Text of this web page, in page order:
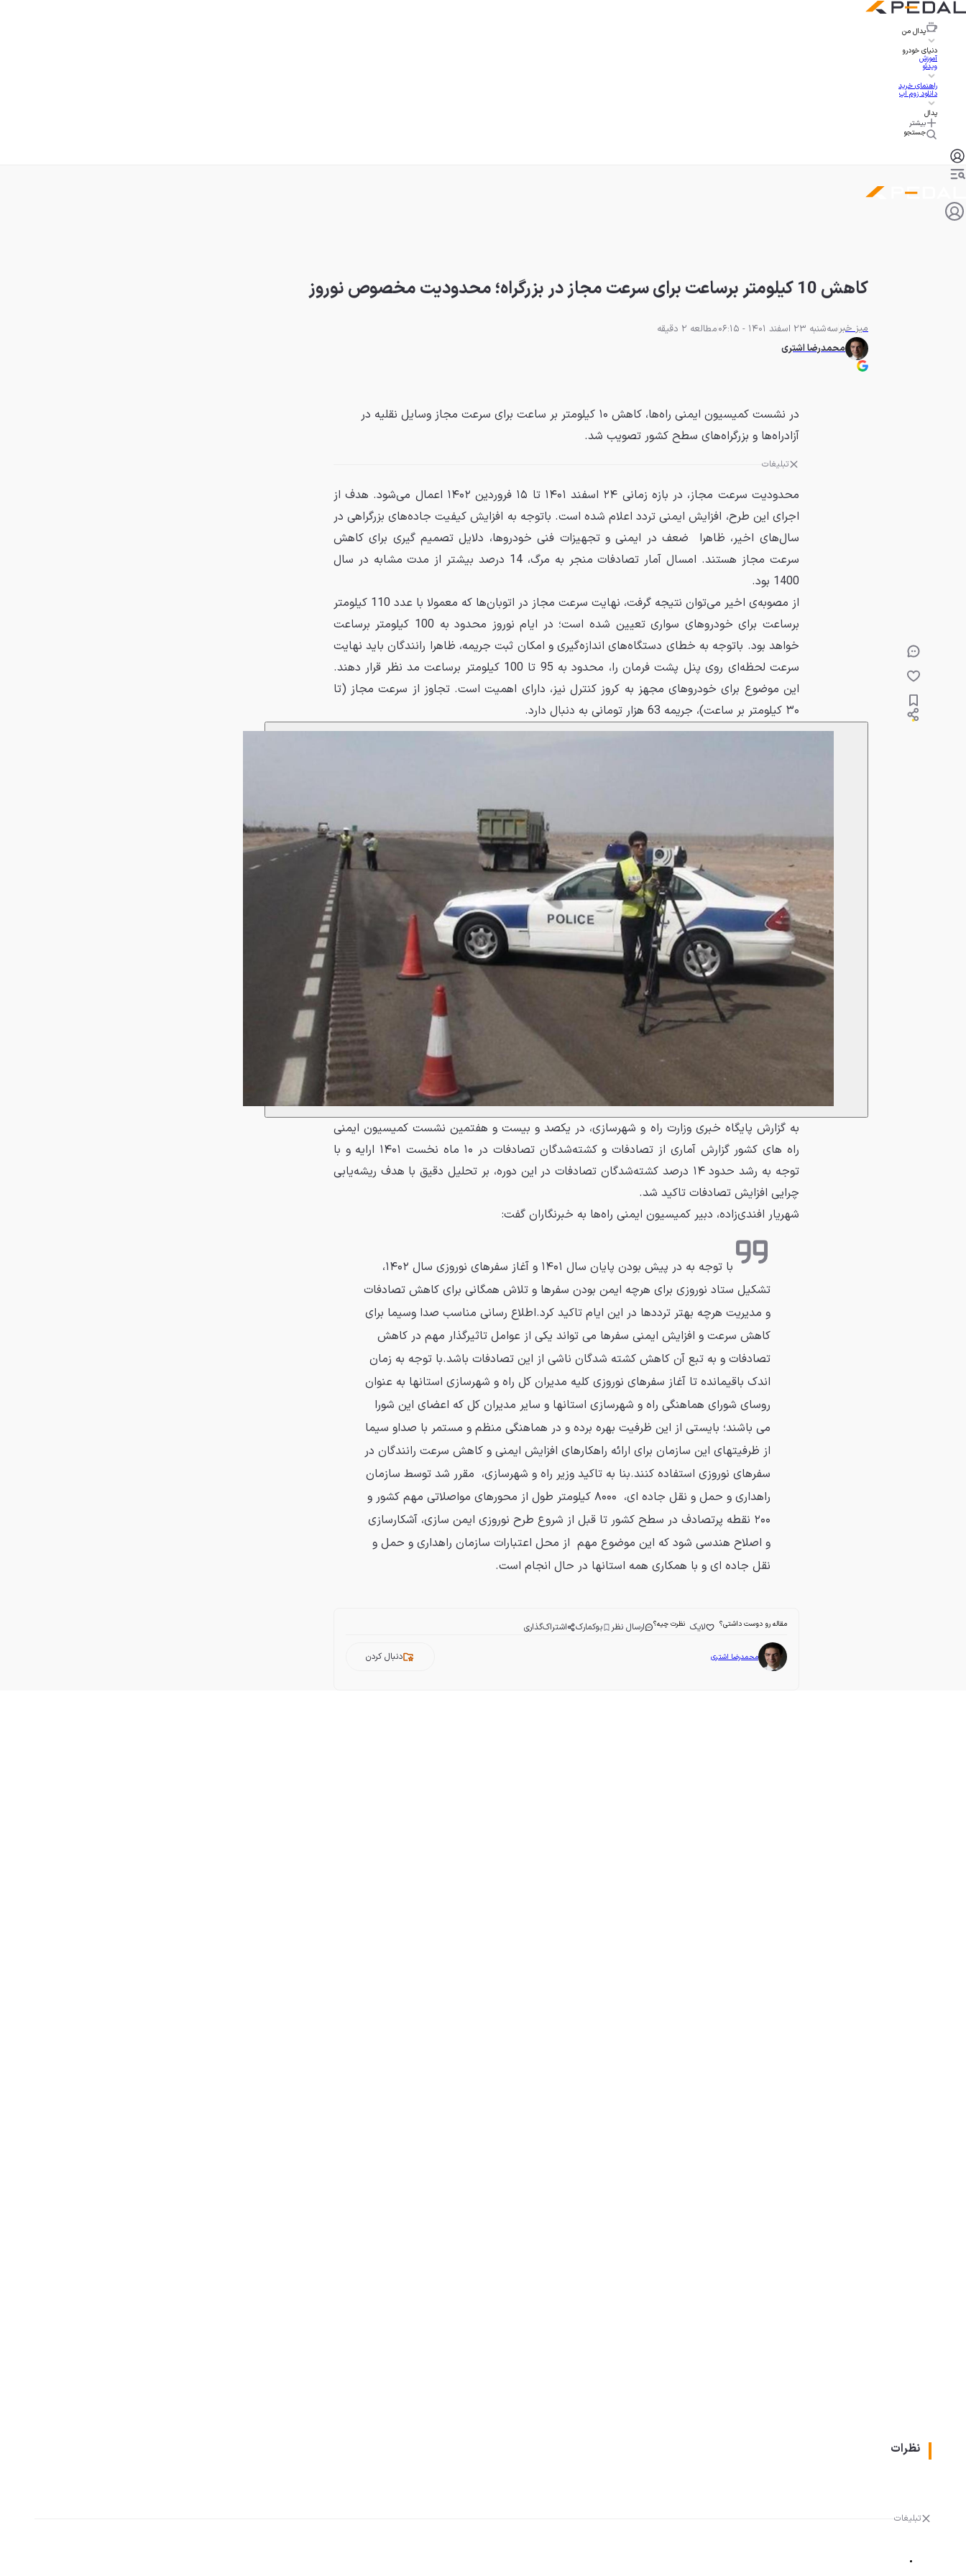
پدال من
دنیای خودرو
آموزش
ویدئو
راهنمای خرید
دانلود زوم اپ
پدال
بیشتر
جستجو
کاهش 10 کیلومتر برساعت برای سرعت مجاز در بزرگراه؛ محدودیت مخصوص نوروز
میز خبرسه‌شنبه 23 اسفند 1401 - 06:15
مطالعه 2 دقیقه
محمدرضا اشتری
در نشست کمیسیون ایمنی راه‌ها، کاهش ۱۰ کیلومتر بر ساعت برای سرعت مجاز وسایل نقلیه در
آزادراه‌ها و بزرگراه‌های سطح کشور تصویب شد.
تبلیغات
محدودیت سرعت مجاز، در بازه زمانی ۲۴ اسفند ۱۴۰۱ تا ۱۵ فروردین ۱۴۰۲ اعمال می‌شود. هدف از
اجرای این طرح، افزایش ایمنی تردد اعلام شده است. باتوجه به افزایش کیفیت جاده‌های بزرگراهی در
سال‌های اخیر، ظاهرا ضعف در ایمنی و تجهیزات فنی خودروها، دلایل تصمیم گیری برای کاهش
سرعت مجاز هستند. امسال آمار تصادفات منجر به مرگ، 14 درصد بیشتر از مدت مشابه در سال
1400 بود.
از مصوبه‌ی اخیر می‌توان نتیجه گرفت، نهایت سرعت مجاز در اتوبان‌ها که معمولا با عدد 110 کیلومتر
برساعت برای خودروهای سواری تعیین شده است؛ در ایام نوروز محدود به 100 کیلومتر برساعت
خواهد بود. باتوجه به خطای دستگاه‌های اندازه‌گیری و امکان ثبت جریمه، ظاهرا رانندگان باید نهایت
سرعت لحظه‌ای روی پنل پشت فرمان را، محدود به 95 تا 100 کیلومتر برساعت مد نظر قرار دهند.
این موضوع برای خودروهای مجهز به کروز کنترل نیز، دارای اهمیت است. تجاوز از سرعت مجاز (تا
۳۰ کیلومتر بر ساعت)، جریمه 63 هزار تومانی به دنبال دارد.
به گزارش پایگاه خبری وزارت راه و شهرسازی، در یکصد و بیست و هفتمین نشست کمیسیون ایمنی
راه های کشور گزارش آماری از تصادفات و کشته‌شدگان تصادفات در ۱۰ ماه نخست ۱۴۰۱ ارایه و با
توجه به رشد حدود ۱۴ درصد کشته‌شدگان تصادفات در این دوره، بر تحلیل دقیق با هدف ریشه‌یابی
چرایی افزایش تصادفات تاکید شد.
شهریار افندی‌زاده، دبیر کمیسیون ایمنی راه‌ها به خبرنگاران گفت:
با توجه به در پیش بودن پایان سال ۱۴۰۱ و آغاز سفرهای نوروزی سال ۱۴۰۲،
تشکیل ستاد نوروزی برای هرچه ایمن بودن سفرها و تلاش همگانی برای کاهش تصادفات
و مدیریت هرچه بهتر ترددها در این ایام تاکید کرد.اطلاع رسانی مناسب صدا وسیما برای
کاهش سرعت و افزایش ایمنی سفرها می تواند یکی از عوامل تاثیرگذار مهم در کاهش
تصادفات و به تبع آن کاهش کشته شدگان ناشی از این تصادفات باشد.با توجه به زمان
اندک باقیمانده تا آغاز سفرهای نوروزی کلیه مدیران کل راه و شهرسازی استانها به عنوان
روسای شورای هماهنگی راه و شهرسازی استانها و سایر مدیران کل که اعضای این شورا
می باشند؛ بایستی از این ظرفیت بهره برده و در هماهنگی منظم و مستمر با صداو سیما
از ظرفیتهای این سازمان برای ارائه راهکارهای افزایش ایمنی و کاهش سرعت رانندگان در
سفرهای نوروزی استفاده کنند.بنا به تاکید وزیر راه و شهرسازی، مقرر شد توسط سازمان
راهداری و حمل و نقل جاده ای، ۸۰۰۰ کیلومتر طول از محورهای مواصلاتی مهم کشور و
۲۰۰ نقطه پرتصادف در سطح کشور تا قبل از شروع طرح نوروزی ایمن سازی، آشکارسازی
و اصلاح هندسی شود که این موضوع مهم از محل اعتبارات سازمان راهداری و حمل و
نقل جاده ای و با همکاری همه استانها در حال انجام است.
مقاله رو دوست داشتی؟ لایک نظرت چیه؟ ارسال نظر بوکمارک اشتراک‌گذاری
محمدرضا اشتری دنبال کردن
نظرات
تبلیغات